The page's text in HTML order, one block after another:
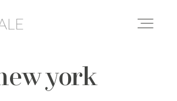
york